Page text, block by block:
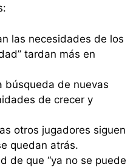
las necesidades de los
tardan más en
búsqueda de nuevas
de crecer y
otros jugadores siguen
quedan atrás.
de que “ya no se puede